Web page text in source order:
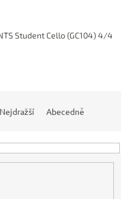
Student Cello (GC104) 4/4
Nejdražší Abecedně